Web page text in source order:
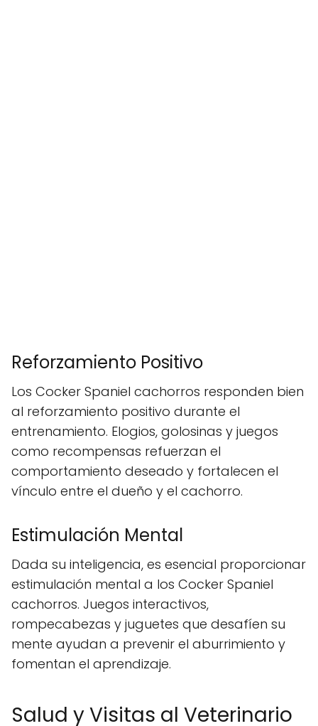
Reforzamiento Positivo
Los Cocker Spaniel cachorros responden bien
al reforzamiento positivo durante el
entrenamiento. Elogios, golosinas y juegos
como recompensas refuerzan el
comportamiento deseado y fortalecen el
vínculo entre el dueño y el cachorro.
Estimulación Mental
Dada su inteligencia, es esencial proporcionar
estimulación mental a los Cocker Spaniel
cachorros. Juegos interactivos,
rompecabezas y juguetes que desafíen su
mente ayudan a prevenir el aburrimiento y
fomentan el aprendizaje.
Salud y Visitas al Veterinario